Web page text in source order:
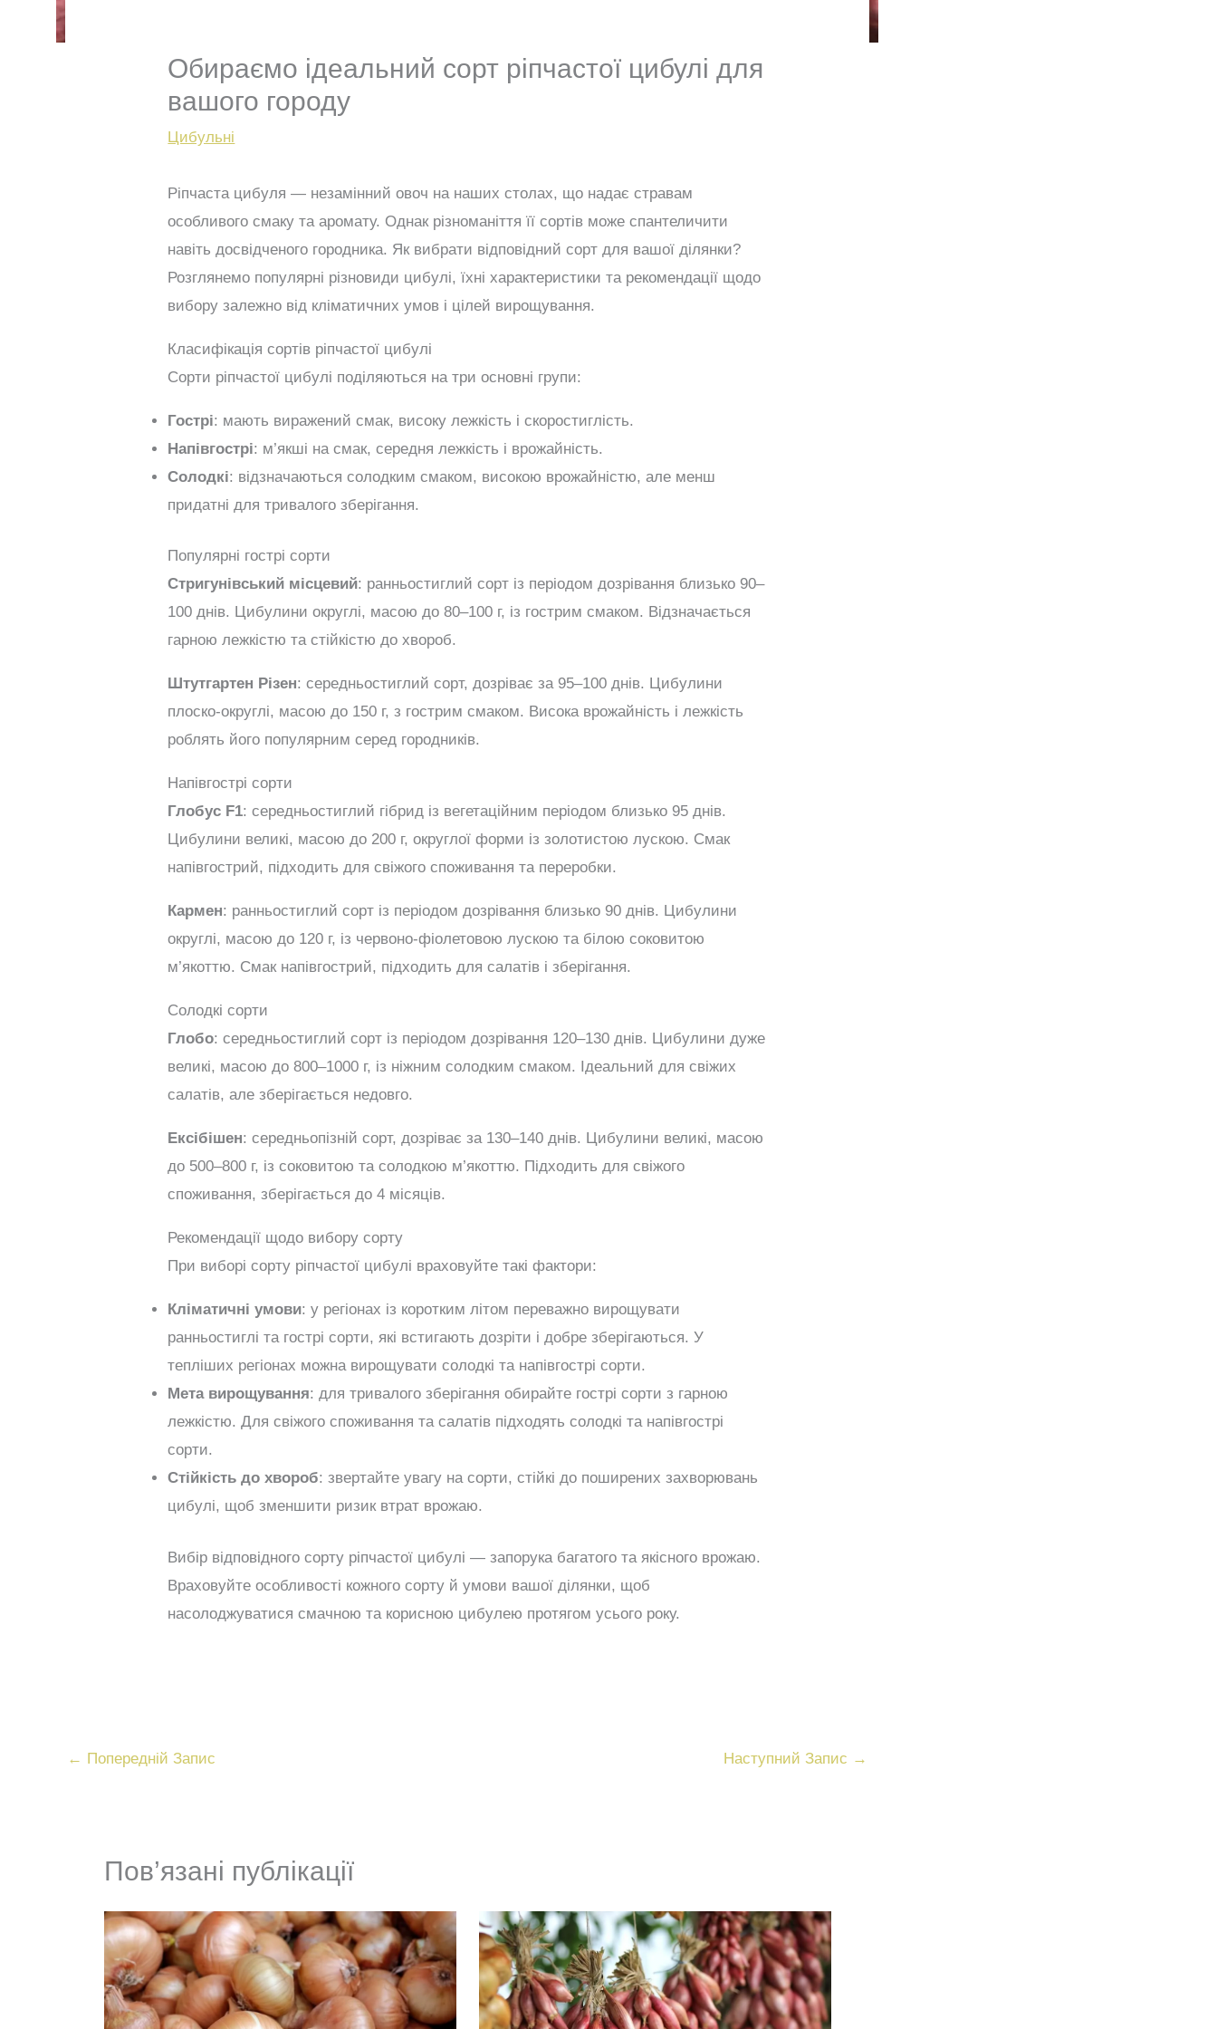
Обираємо ідеальний сорт ріпчастої цибулі для
вашого городу
Цибульні
Ріпчаста цибуля — незамінний овоч на наших столах, що надає стравам
особливого смаку та аромату. Однак різноманіття її сортів може спантеличити
навіть досвідченого городника. Як вибрати відповідний сорт для вашої ділянки?
Розглянемо популярні різновиди цибулі, їхні характеристики та рекомендації щодо
вибору залежно від кліматичних умов і цілей вирощування.
Класифікація сортів ріпчастої цибулі
Сорти ріпчастої цибулі поділяються на три основні групи:
Гострі: мають виражений смак, високу лежкість і скоростиглість.
Напівгострі: м’якші на смак, середня лежкість і врожайність.
Солодкі: відзначаються солодким смаком, високою врожайністю, але менш
придатні для тривалого зберігання.
Популярні гострі сорти
Стригунівський місцевий: ранньостиглий сорт із періодом дозрівання близько 90–
100 днів. Цибулини округлі, масою до 80–100 г, із гострим смаком. Відзначається
гарною лежкістю та стійкістю до хвороб.
Штутгартен Різен: середньостиглий сорт, дозріває за 95–100 днів. Цибулини
плоско-округлі, масою до 150 г, з гострим смаком. Висока врожайність і лежкість
роблять його популярним серед городників.
Напівгострі сорти
Глобус F1: середньостиглий гібрид із вегетаційним періодом близько 95 днів.
Цибулини великі, масою до 200 г, округлої форми із золотистою лускою. Смак
напівгострий, підходить для свіжого споживання та переробки.
Кармен: ранньостиглий сорт із періодом дозрівання близько 90 днів. Цибулини
округлі, масою до 120 г, із червоно-фіолетовою лускою та білою соковитою
м’якоттю. Смак напівгострий, підходить для салатів і зберігання.
Солодкі сорти
Глобо: середньостиглий сорт із періодом дозрівання 120–130 днів. Цибулини дуже
великі, масою до 800–1000 г, із ніжним солодким смаком. Ідеальний для свіжих
салатів, але зберігається недовго.
Ексібішен: середньопізній сорт, дозріває за 130–140 днів. Цибулини великі, масою
до 500–800 г, із соковитою та солодкою м’якоттю. Підходить для свіжого
споживання, зберігається до 4 місяців.
Рекомендації щодо вибору сорту
При виборі сорту ріпчастої цибулі враховуйте такі фактори:
Кліматичні умови: у регіонах із коротким літом переважно вирощувати
ранньостиглі та гострі сорти, які встигають дозріти і добре зберігаються. У
тепліших регіонах можна вирощувати солодкі та напівгострі сорти.
Мета вирощування: для тривалого зберігання обирайте гострі сорти з гарною
лежкістю. Для свіжого споживання та салатів підходять солодкі та напівгострі
сорти.
Стійкість до хвороб: звертайте увагу на сорти, стійкі до поширених захворювань
цибулі, щоб зменшити ризик втрат врожаю.
Вибір відповідного сорту ріпчастої цибулі — запорука багатого та якісного врожаю.
Враховуйте особливості кожного сорту й умови вашої ділянки, щоб
насолоджуватися смачною та корисною цибулею протягом усього року.
← Попередній Запис Наступний Запис →
Пов’язані публікації